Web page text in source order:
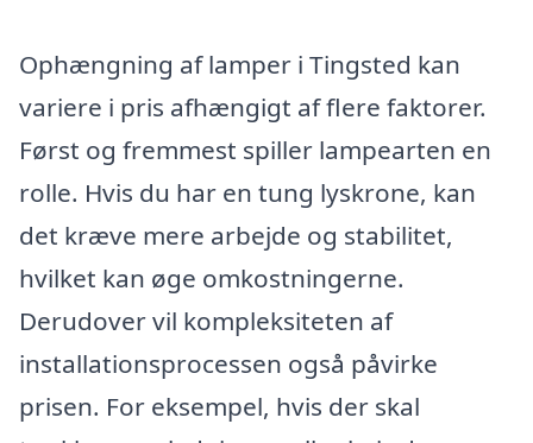
Ophængning af lamper i Tingsted kan
variere i pris afhængigt af flere faktorer.
Først og fremmest spiller lampearten en
rolle. Hvis du har en tung lyskrone, kan
det kræve mere arbejde og stabilitet,
hvilket kan øge omkostningerne.
Derudover vil kompleksiteten af
installationsprocessen også påvirke
prisen. For eksempel, hvis der skal